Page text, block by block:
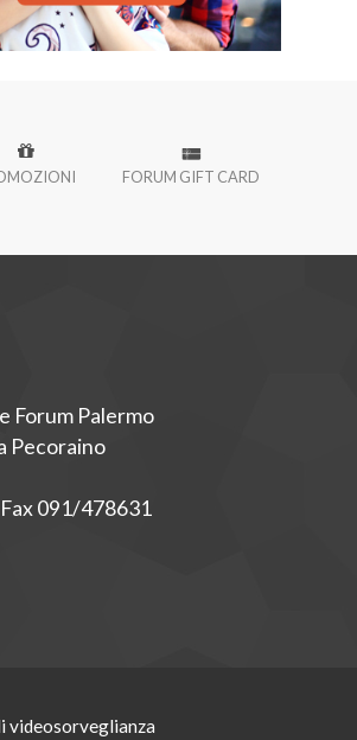
FORUM GIFT CARD
Forum Palermo
Pecoraino
091/478631
videosorveglianza